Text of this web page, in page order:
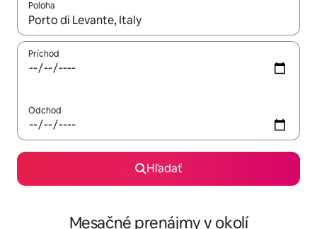
Poloha
Keď budú výsledky k dispozícii, môžete si ich prechádzať
Príchod
Odchod
Hľadať
Mesačné prenájmy v okolí